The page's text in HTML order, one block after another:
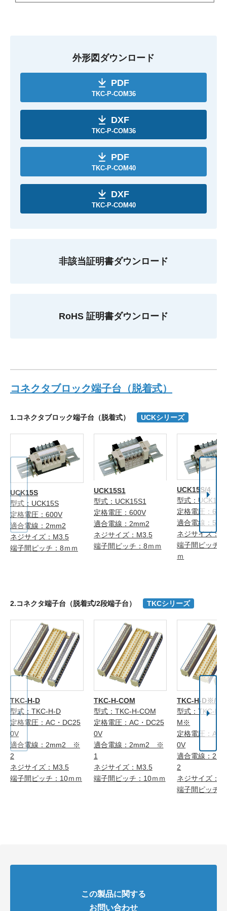
外形図ダウンロード
PDF
TKC-P-COM36
DXF
TKC-P-COM36
PDF
TKC-P-COM40
DXF
TKC-P-COM40
非該当証明書ダウンロード
RoHS 証明書ダウンロード
コネクタブロック端子台（脱着式）
1.コネクタブロック端子台（脱着式） UCKシリーズ
UCK15S
型式：UCK15S
定格電圧：600V
適合電線：2mm2
ネジサイズ：M3.5
端子間ピッチ：8ｍｍ
UCK15S1
型式：UCK15S1
定格電圧：600V
適合電線：2mm2
ネジサイズ：M3.5
端子間ピッチ：8ｍｍ
UCK15S/4
型式：
定格電圧：
適合電線：
ネジサイズ：
端子間ピッチ
ｍ
2.コネクタ端子台（脱着式/2段端子台） TKCシリーズ
TKC-H-D
型式：TKC-H-D
定格電圧：AC・DC25
0V
適合電線：2mm2 ※
2
ネジサイズ：M3.5
端子間ピッチ：10ｍｍ
TKC-H-COM
型式：TKC-H-COM
定格電圧：AC・DC25
0V
適合電線：2mm2 ※
1
ネジサイズ：M3.5
端子間ピッチ：10ｍｍ
TKC-H-D※/
型式：TKC-H-
M※
定格電圧：AC
0V
適合電線：
2
ネジサイズ：
端子間ピッチ
この製品に関する
お問い合わせ